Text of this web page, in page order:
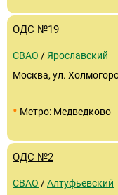
ОДС №19
СВАО / Ярославский
Москва, ул.
• Метро: Медведково
ОДС №2
СВАО /Алтуфьевский